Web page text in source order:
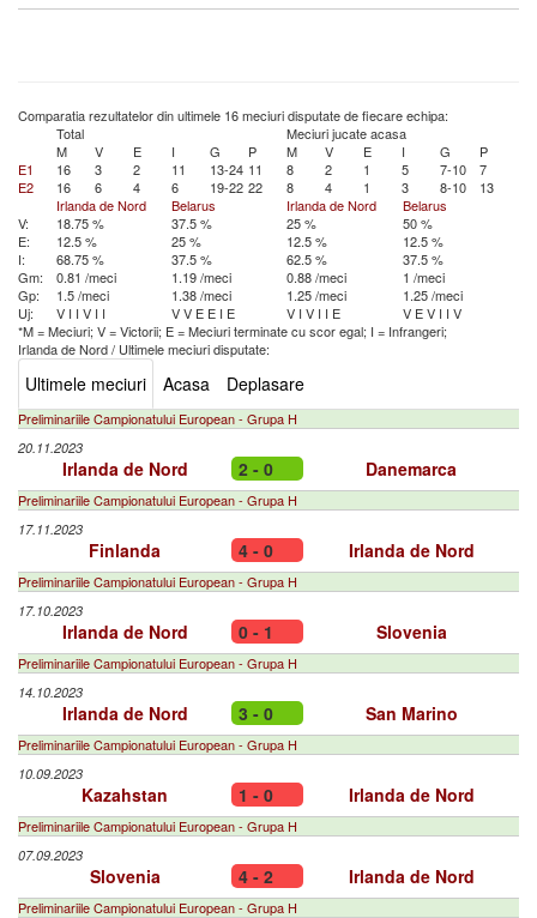
Comparatia rezultatelor din ultimele 16 meciuri disputate de fiecare echipa:
Total
Meciuri jucate acasa
M
V E I G P M V E I G
P
E1
16 3 2 11 13-24 11 8 2 1 5 7-10
7
E2
16 6 4 6 19-22 22 8 4 1 3 8-10
13
Irlanda de Nord
Belarus Irlanda de Nord
Belarus
V:
18.75 % 37.5 % 25 %
50 %
E:
12.5 % 25 % 12.5 %
12.5 %
I:
68.75 % 37.5 % 62.5 %
37.5 %
Gm:
0.81 /meci 1.19 /meci 0.88 /meci
1 /meci
Gp:
1.5 /meci 1.38 /meci 1.25 /meci
1.25 /meci
Uj:
V I I V I I VV E E I E V I V I I E V EV I I V
*M = Meciuri; V = Victorii; E = Meciuri terminate cu scor egal; I = Infrangeri;
Irlanda de Nord/ Ultimele meciuri disputate:
Ultimele meciuri Acasa Deplasare
Preliminariile Campionatului European - Grupa H
20.11.2023
Irlanda de Nord 2 - 0 Danemarca
Preliminariile Campionatului European - Grupa H
17.11.2023
Finlanda 4 - 0 Irlanda de Nord
Preliminariile Campionatului European - Grupa H
17.10.2023
Irlanda de Nord 0 - 1 Slovenia
Preliminariile Campionatului European - Grupa H
14.10.2023
Irlanda de Nord 3 - 0 San Marino
Preliminariile Campionatului European - Grupa H
10.09.2023
Kazahstan 1 - 0 Irlanda de Nord
Preliminariile Campionatului European - Grupa H
07.09.2023
Slovenia 4 - 2 Irlanda de Nord
Preliminariile Campionatului European - Grupa H